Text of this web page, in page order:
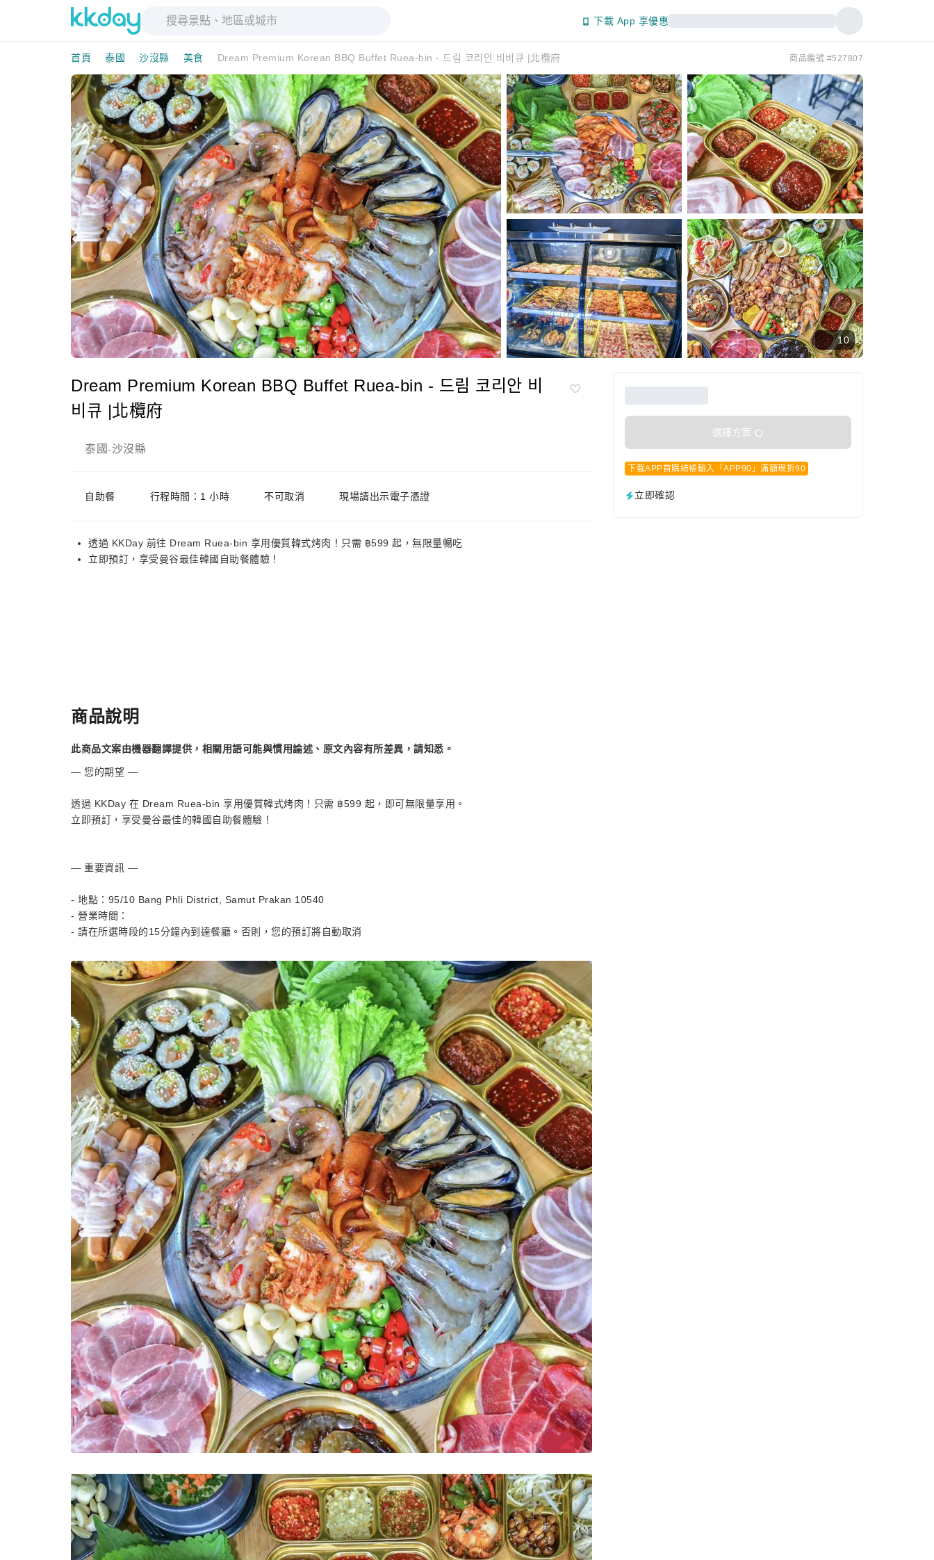
下載 App 享優惠
首頁 泰國 沙沒縣 美食 Dream Premium Korean BBQ Buffet Ruea-bin - 드림 코리안 비비큐 |北欖府 商品編號 #527807
10
Dream Premium Korean BBQ Buffet Ruea-bin - 드림 코리안 비
비큐 |北欖府
泰國-沙沒縣
自助餐 行程時間：1 小時 不可取消 現場請出示電子憑證
透過 KKDay 前往 Dream Ruea-bin 享用優質韓式烤肉！只需 ฿599 起，無限量暢吃
立即預訂，享受曼谷最佳韓國自助餐體驗！
選擇方案
下載APP首購結帳輸入「APP90」滿額現折90
立即確認
商品說明
此商品文案由機器翻譯提供，相關用語可能與慣用論述、原文內容有所差異，請知悉。
— 您的期望 —
透過 KKDay 在 Dream Ruea-bin 享用優質韓式烤肉！只需 ฿599 起，即可無限量享用。
立即預訂，享受曼谷最佳的韓國自助餐體驗！
— 重要資訊 —
- 地點：95/10 Bang Phli District, Samut Prakan 10540
- 營業時間：
- 請在所選時段的15分鐘內到達餐廳。否則，您的預訂將自動取消